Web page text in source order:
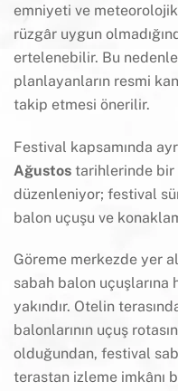
emniyeti ve
rüzgâr uygun
ertelenebilir. Bu
planlayanların resmi
takip etmesi önerilir.
Festival kapsamında
Ağustos tarihlerinde bir
düzenleniyor; festival
balon uçuşu ve
Göreme merkezde yer
sabah balon uçuşlarına
yakındır. Otelin
balonlarının uçuş
olduğundan, festival
terastan izleme imkânı